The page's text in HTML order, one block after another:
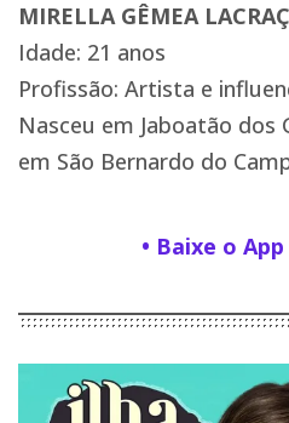
MIRELLA GÊMEA
Idade: 21 anos
Profissão: Artista e
Nasceu em Jaboatão dos
em São Bernardo do
• Baixe o App